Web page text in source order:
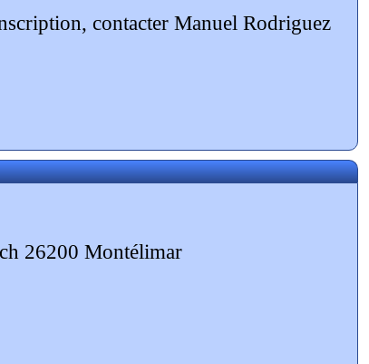
contacter Manuel Rodriguez
26200 Montélimar